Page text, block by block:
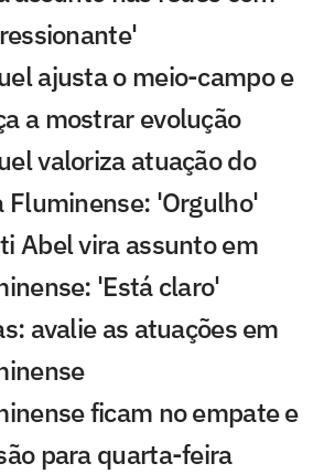
ajusta o meio-campo e
a mostrar evolução
valoriza atuação do
Fluminense: 'Orgulho'
Abel vira assunto em
'Está claro'
avalie as atuações em
ficam no empate e
para quarta-feira